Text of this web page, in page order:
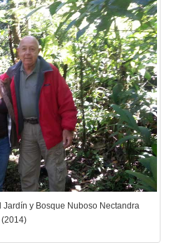
Jardín y Bosque Nuboso Nectandra
(2014)